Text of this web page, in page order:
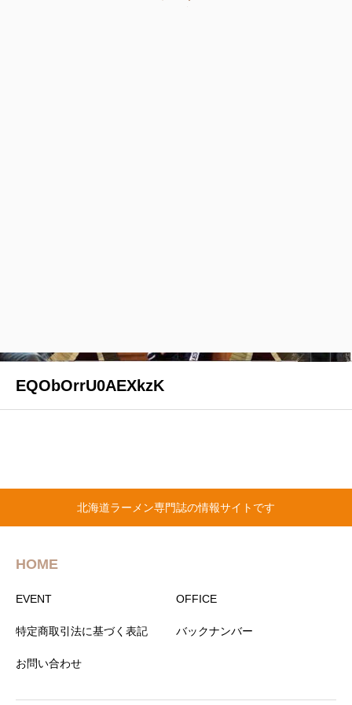
EQObOrrU0AEXkzK
北海道ラーメン専門誌の情報サイトです
HOME
EVENT OFFICE
特定商取引法に基づく表記 バックナンバー
お問い合わせ